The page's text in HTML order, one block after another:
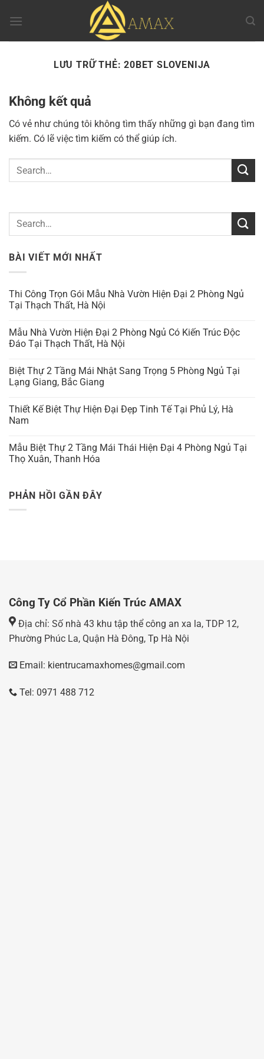
đến
LƯU TRỮ THẺ:20BET SLOVENIJA
Không kết quả
Có vẻ như chúng tôi không tìm thấy những gì bạn đang tìm
kiếm. Có lẽ việc tìm kiếm có thể giúp ích.
BÀI VIẾT MỚI NHẤT
Thi Công Trọn Gói Mẫu Nhà Vườn Hiện Đại 2 Phòng Ngủ
Tại Thạch Thất, Hà Nội
Mẫu Nhà Vườn Hiện Đại 2 Phòng Ngủ Có Kiến Trúc Độc
Đáo Tại Thạch Thất, Hà Nội
Biệt Thự 2 Tầng Mái Nhật Sang Trọng 5 Phòng Ngủ Tại
Lạng Giang, Bắc Giang
Thiết Kế Biệt Thự Hiện Đại Đẹp Tinh Tế Tại Phủ Lý, Hà
Nam
Mẫu Biệt Thự 2 Tầng Mái Thái Hiện Đại 4 Phòng Ngủ Tại
Thọ Xuân, Thanh Hóa
PHẢN HỒI GẦN ĐÂY
Công Ty Cổ Phần Kiến Trúc AMAX
Địa chỉ: Số nhà 43 khu tập thể công an xa la, TDP 12,
Phường Phúc La, Quận Hà Đông, Tp Hà Nội
Email: kientrucamaxhomes@gmail.com
Tel: 0971 488 712